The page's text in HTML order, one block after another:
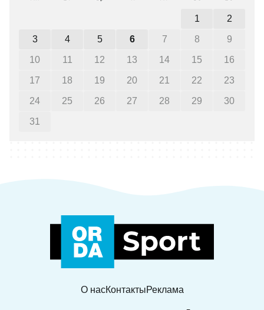
1 2
3 4 5 6 7 8 9
10 11 12 13 14 15 16
17 18 19 20 21 22 23
24 25 26 27 28 29 30
31
О насКонтактыРеклама